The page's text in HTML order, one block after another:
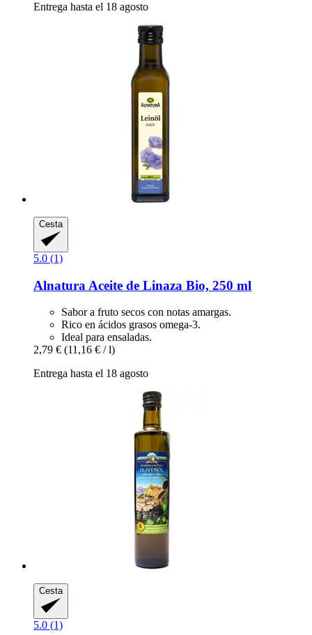
Entrega hasta el 18 agosto
Cesta
5.0 (1)
Alnatura Aceite de Linaza Bio, 250 ml
Sabor a fruto secos con notas amargas.
Rico en ácidos grasos omega-3.
Ideal para ensaladas.
2,79 € (11,16 € / l)
Entrega hasta el 18 agosto
Cesta
5.0 (1)